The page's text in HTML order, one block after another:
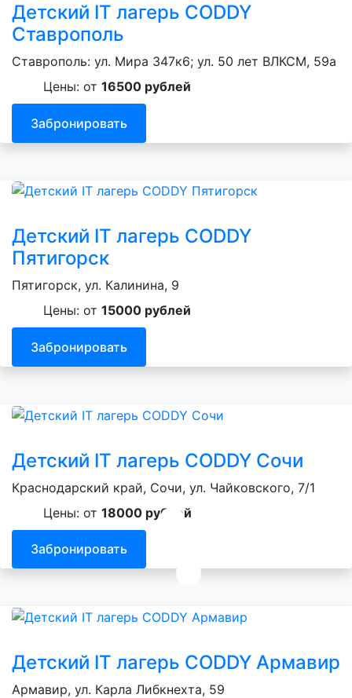
Детский IT лагерь CODDY
Ставрополь
Ставрополь: ул. Мира 347к6; ул. 50 лет ВЛКСМ, 59а
Цены: от 16500 рублей
Забронировать
Детский IT лагерь CODDY
Пятигорск
Пятигорск, ул. Калинина, 9
Цены: от 15000 рублей
Забронировать
Детский IT лагерь CODDY Сочи
Краснодарский край, Сочи, ул. Чайковского, 7/1
Цены: от 18000 рублей
Забронировать
Детский IT лагерь CODDY Армавир
Армавир, ул. Карла Либкнехта, 59